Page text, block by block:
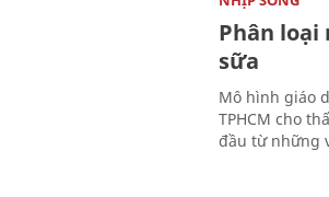
Phân
sữa
Mô hình giáo
TPHCM cho
đầu từ những